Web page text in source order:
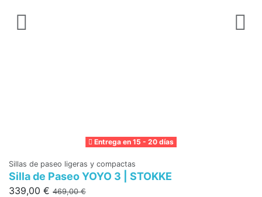
Entrega en 15 - 20 días
Sillas de paseo ligeras y compactas
Silla de Paseo YOYO 3 | STOKKE
339,00 € 469,00 €